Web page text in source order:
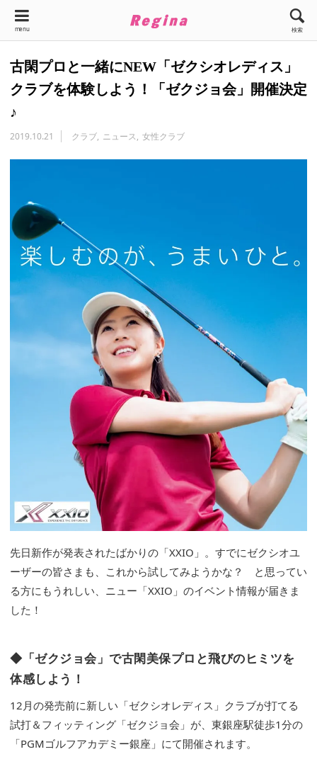
menu 検索
古閑プロと一緒にNEW「ゼクシオレディス」
クラブを体験しよう！「ゼクジョ会」開催決定
♪
2019.10.21 クラブ ニュース 女性クラブ
先日新作が発表されたばかりの「XXIO」。すでにゼクシオユ
ーザーの皆さまも、これから試してみようかな？ と思ってい
る方にもうれしい、ニュー「XXIO」のイベント情報が届きま
した！
◆「ゼクジョ会」で古閑美保プロと飛びのヒミツを
体感しよう！
12月の発売前に新しい「ゼクシオレディス」クラブが打てる
試打＆フィッティング「ゼクジョ会」が、東銀座駅徒歩1分の
「PGMゴルフアカデミー銀座」にて開催されます。